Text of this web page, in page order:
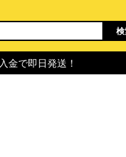
金で即日発送！